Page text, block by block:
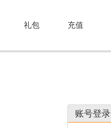
礼包 充值
账号登录